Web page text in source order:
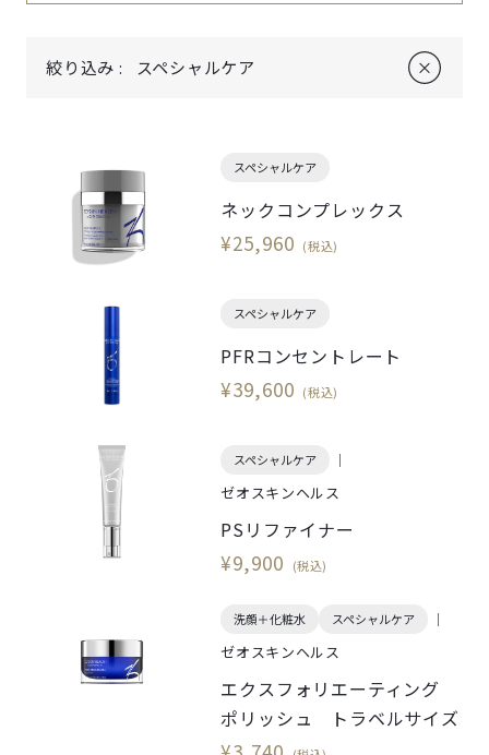
絞り込み : スペシャルケア
スペシャルケア
ネックコンプレックス
¥25,960 (税込)
スペシャルケア
PFRコンセントレート
¥39,600 (税込)
スペシャルケア
ゼオスキンヘルス
PSリファイナー
¥9,900 (税込)
洗顔＋化粧水 スペシャルケア
ゼオスキンヘルス
エクスフォリエーティング
ポリッシュ トラベルサイズ